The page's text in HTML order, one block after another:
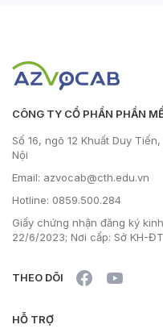
CÔNG TY CỔ PHẦN PHẦN
Số 16, ngõ 12 Khuất Duy
Nội
Email: azvocab@cth.edu.vn
Hotline: 0859.500.284
Giấy chứng nhận đăng ký
22/6/2023; Nơi cấp: Sở KH-
THEO DÕI
HỖ TRỢ